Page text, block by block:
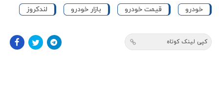
خودرو قیمت خودرو بازار خودرو لندکروز
کپی لینک کوتاه